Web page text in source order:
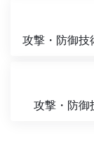
攻撃・防御技
攻撃・防御